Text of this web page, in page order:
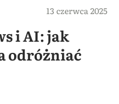
13 czerwca 2025
i AI: jak
odróżniać